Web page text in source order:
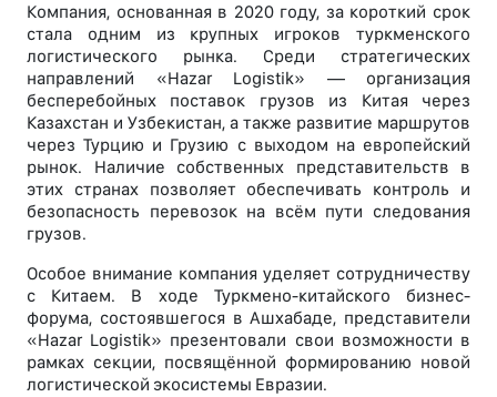
Компания, основанная в 2020 году, за короткий срок
стала одним из крупных игроков туркменского
логистического рынка. Среди стратегических
направлений «Hazar Logistik» — организация
бесперебойных поставок грузов из Китая через
Казахстан и Узбекистан, а также развитие маршрутов
через Турцию и Грузию с выходом на европейский
рынок. Наличие собственных представительств в
этих странах позволяет обеспечивать контроль и
безопасность перевозок на всём пути следования
грузов.
Особое внимание компания уделяет сотрудничеству
с Китаем. В ходе Туркмено-китайского бизнес-
форума, состоявшегося в Ашхабаде, представители
«Hazar Logistik» презентовали свои возможности в
рамках секции, посвящённой формированию новой
логистической экосистемы Евразии.